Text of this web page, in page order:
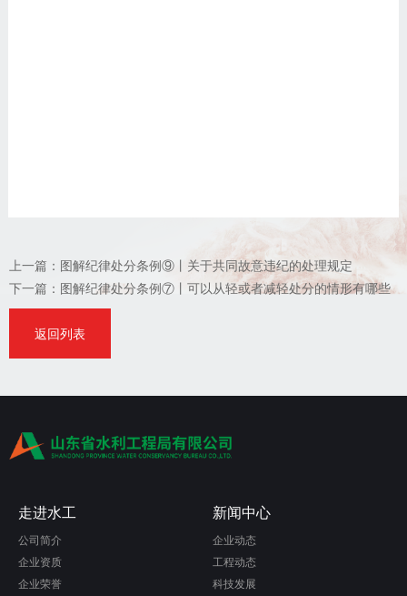
上一篇： 图解纪律处分条例⑨丨关于共同故意违纪的处理规定
下一篇： 图解纪律处分条例⑦丨可以从轻或者减轻处分的情形有哪些
返回列表
走进水工
公司简介
企业资质
企业荣誉
新闻中心
企业动态
工程动态
科技发展